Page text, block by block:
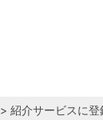
> 紹介サービスに登